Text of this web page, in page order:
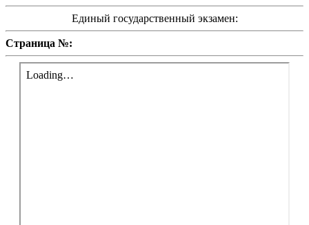
Единый государственный экзамен:
Страница №: